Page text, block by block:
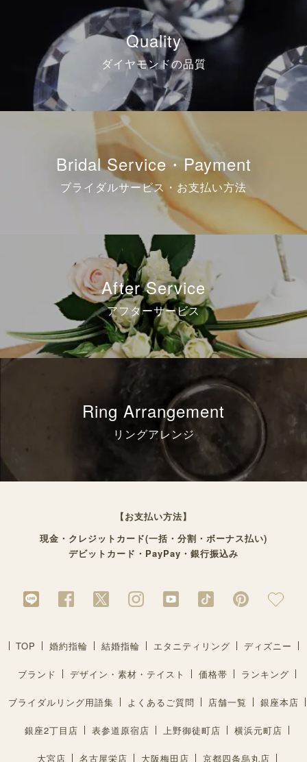
Quality
ダイヤモンドの品質
Bridal Service・Payment
ブライダルサービス・お支払い方法
After Service
アフターサービス
Ring Arrangement
リングアレンジ
【お支払い方法】
現金・クレジットカード(一括・分割・ボーナス払い)
デビットカード・PayPay・銀行振込み
TOP 婚約指輪 結婚指輪 エタニティリング ディズニー
ブランド デザイン・素材・テイスト 価格帯 ランキング
ブライダルリング用語集 よくあるご質問 店舗一覧 銀座本店
銀座2丁目店 表参道原宿店 上野御徒町店 横浜元町店
大宮店 名古屋栄店 大阪梅田店 京都四条烏丸店